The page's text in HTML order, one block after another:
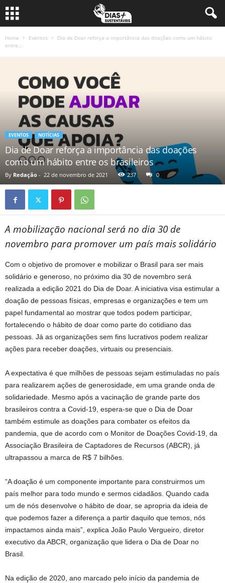
Home Eventos
Dia de Doar reforça a importância das doações como um hábito
entre...
EVENTOS NOTÍCIAS
Dia de Doar reforça a importância das doações
como um hábito entre os brasileiros
By Redação - 22 de novembro de 2021 237 0
A mobilização nacional será no dia 30 de
novembro para promover um país mais solidário
Com o objetivo de promover e mobilizar o Brasil para ser mais
solidário e generoso, no próximo dia 30 de novembro será
realizada a edição 2021 do Dia de Doar. A iniciativa visa estimular a
doação de pessoas físicas, empresas e organizações e tem um
papel fundamental ao mostrar que todos podem participar,
fortalecendo o hábito de doar como parte do cotidiano das
pessoas. Já as organizações sem fins lucrativos podem realizar
ações para receber doações, virtuais ou presenciais.
A expectativa é que milhões de pessoas sejam estimuladas no país
para realizarem ações de generosidade, em uma grande onda de
solidariedade. Mesmo após a vacinação de grande parte dos
brasileiros contra a Covid-19, espera-se que o Dia de Doar
também estimule as doações para combater os efeitos da
pandemia, que de acordo com o Monitor de Doações Covid-19, da
Associação Brasileira de Captadores de Recursos (ABCR), já
ultrapassou a marca de R$ 7 bilhões.
“A doação é um componente importante para construirmos um
país melhor para todo mundo e sermos cidadãos. Quando cada
um de nós desenvolve o hábito de doar, se apropria da ideia de
que podemos fazer a diferença a partir daquilo que temos, nós
impactamos ainda mais”, explica João Paulo Vergueiro, diretor
executivo da ABCR, organização que lidera o Dia de Doar no
Brasil.
Na edição de 2020, ano marcado pelo início da pandemia de